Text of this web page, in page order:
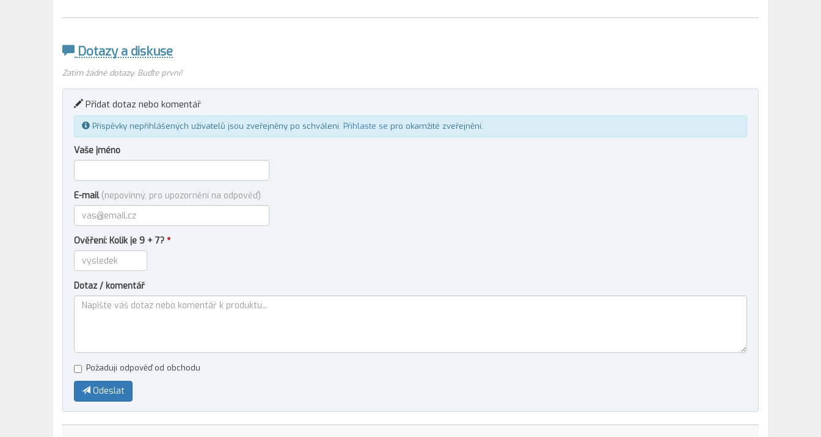
Dotazy a diskuse
Zatím žádné dotazy. Buďte první!
Přidat dotaz nebo komentář
Příspěvky nepřihlášených uživatelů jsou zveřejněny po schválení. Přihlaste se pro okamžité zveřejnění.
Vaše jméno
E-mail (nepovinný, pro upozornění na odpověď)
Ověření: Kolik je 9 + 7? *
Dotaz / komentář
Požaduji odpověď od obchodu
Odeslat